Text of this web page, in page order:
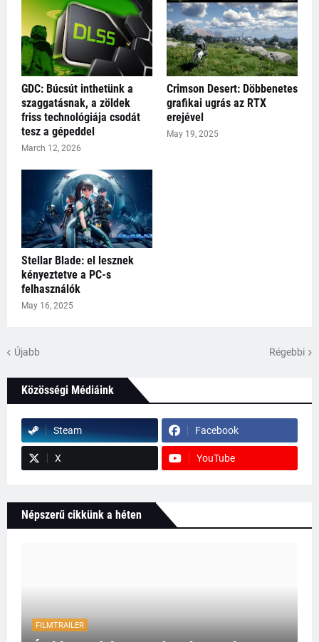
GDC: Búcsút inthetünk a
szaggatásnak, a zöldek
friss technológiája csodát
tesz a gépeddel
March 12, 2026
Crimson Desert: Döbbenetes
grafikai ugrás az RTX
erejével
May 19, 2025
Stellar Blade: el lesznek
kényeztetve a PC-s
felhasználók
May 16, 2025
Újabb Régebbi
Közösségi Médiáink
Steam Facebook
X YouTube
Népszerű cikkünk a héten
FILMTRAILER